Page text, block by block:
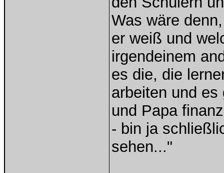
Was wäre
er weiß und
irgendeinem
es die, die
arbeiten und
und Papa
- bin ja
sehen..."